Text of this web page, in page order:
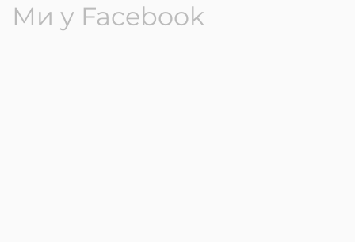
Ми у Facebook